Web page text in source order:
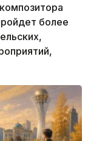
более